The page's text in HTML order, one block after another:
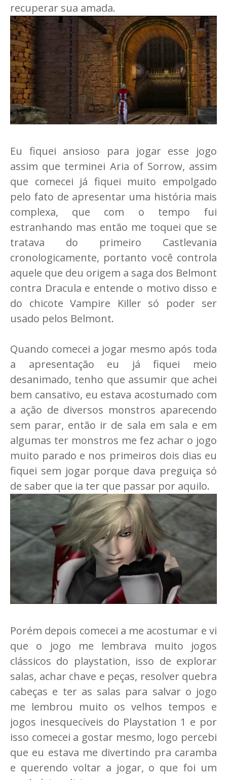
recuperar sua amada.
Eu fiquei ansioso para jogar esse jogo
assim que terminei Aria of Sorrow, assim
que comecei já fiquei muito empolgado
pelo fato de apresentar uma história mais
complexa, que com o tempo fui
estranhando mas então me toquei que se
tratava do primeiro Castlevania
cronologicamente, portanto você controla
aquele que deu origem a saga dos Belmont
contra Dracula e entende o motivo disso e
do chicote Vampire Killer só poder ser
usado pelos Belmont.
Quando comecei a jogar mesmo após toda
a apresentação eu já fiquei meio
desanimado, tenho que assumir que achei
bem cansativo, eu estava acostumado com
a ação de diversos monstros aparecendo
sem parar, então ir de sala em sala e em
algumas ter monstros me fez achar o jogo
muito parado e nos primeiros dois dias eu
fiquei sem jogar porque dava preguiça só
de saber que ia ter que passar por aquilo.
Porém depois comecei a me acostumar e vi
que o jogo me lembrava muito jogos
clássicos do playstation, isso de explorar
salas, achar chave e peças, resolver quebra
cabeças e ter as salas para salvar o jogo
me lembrou muito os velhos tempos e
jogos inesquecíveis do Playstation 1 e por
isso comecei a gostar mesmo, logo percebi
que eu estava me divertindo pra caramba
e querendo voltar a jogar, o que foi um